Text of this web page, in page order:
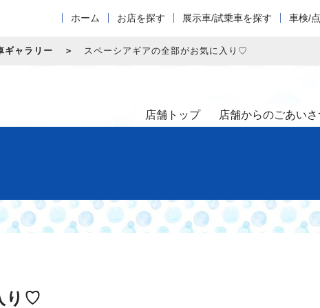
ホーム お店を探す 展示車/試乗車を探す 車検/
ギャラリー スペーシアギアの全部がお気に入り♡
店舗トップ 店舗からのごあいさ
り♡